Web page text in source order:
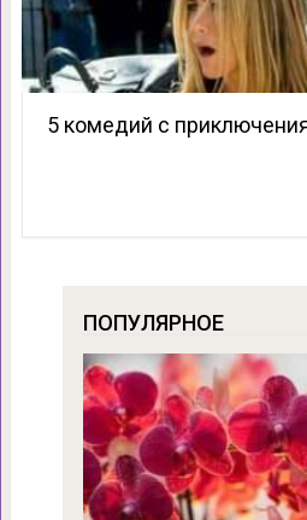
5 комедий с
ПОПУЛЯРНОЕ